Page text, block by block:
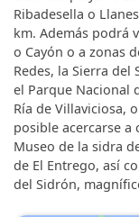
Ribadesella o
km. Además podrá
o Cayón o a zonas
Redes, la Sierra
el Parque Nacional
Ría de Villaviciosa,
posible acercarse a
Museo de la sidra
de El Entrego, así
del Sidrón,